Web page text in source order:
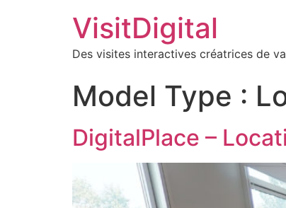
VisitDigital
Des visites interactives créatrices de
Model Type :
DigitalPlace –